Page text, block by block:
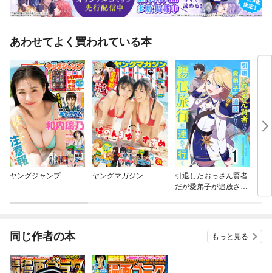
あわせてよく買われている本
ヤングジャンプ ヤングマガジン
引退したおっさん賢者
だが愛弟子が追放され
が、なぜか世界最強の
師弟になっていた～
週
同じ作者の本 もっと見る